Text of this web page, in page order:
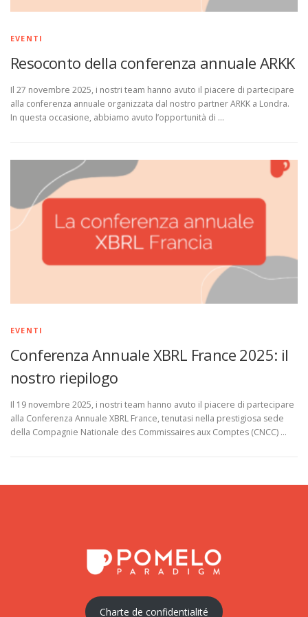
EVENTI
Resoconto della conferenza annuale ARKK
Il 27 novembre 2025, i nostri team hanno avuto il piacere di partecipare
alla conferenza annuale organizzata dal nostro partner ARKK a Londra.
In questa occasione, abbiamo avuto l’opportunità di …
EVENTI
Conferenza Annuale XBRL France 2025: il
nostro riepilogo
Il 19 novembre 2025, i nostri team hanno avuto il piacere di partecipare
alla Conferenza Annuale XBRL France, tenutasi nella prestigiosa sede
della Compagnie Nationale des Commissaires aux Comptes (CNCC) …
Charte de confidentialité